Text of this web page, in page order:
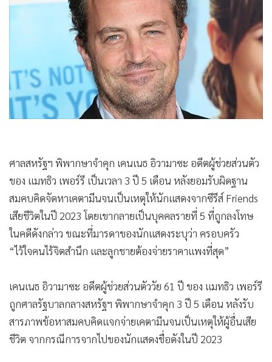
Good health & Well-being
Green Innovation & SD
• Management & HR
• MGR Live
• Infographic
• กีฬา
• ต่างประเทศ
• Special Scoop
• เศรษฐกิจ-ธุรกิจ
• จีน
ชุมชน-คุณภาพชีวิต
• Motoring
•
• วิทยาศาสตร์
ศาลสหรัฐฯ พิพากษาจำคุก เคนเนธ อิวามาซะ อดีตผู้ช่วยส่วนตัว
ของ แมทธิว เพอร์รี เป็นเวลา 3 ปี 5 เดือน หลังยอมรับผิดฐาน
สมคบคิดจัดหาเคตามีนจนเป็นเหตุให้นักแสดงจากซีรีส์ Friends
เสียชีวิตในปี 2023 โดยเขากลายเป็นบุคคลรายที่ 5 ที่ถูกลงโทษ
ในคดีดังกล่าว ขณะที่มารดาของนักแสดงระบุว่า ครอบครัว
“ไว้ใจคนไร้จิตสำนึก และลูกชายต้องจ่ายราคาแพงที่สุด”
เคนเนธ อิวามาซะ อดีตผู้ช่วยส่วนตัววัย 61 ปี ของ แมทธิว เพอร์รี
ถูกศาลรัฐบาลกลางสหรัฐฯ พิพากษาจำคุก 3 ปี 5 เดือน หลังรับ
สารภาพข้อหาสมคบคิดแจกจ่ายเคตามีนจนเป็นเหตุให้ผู้อื่นเสีย
ชีวิต จากกรณีการจากไปของนักแสดงชื่อดังในปี 2023